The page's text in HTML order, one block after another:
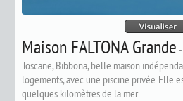
Maison FALTONA Grande -
Toscane, Bibbona, belle maison
logements, avec une piscine privée. Elle
quelques kilomètres de la mer.